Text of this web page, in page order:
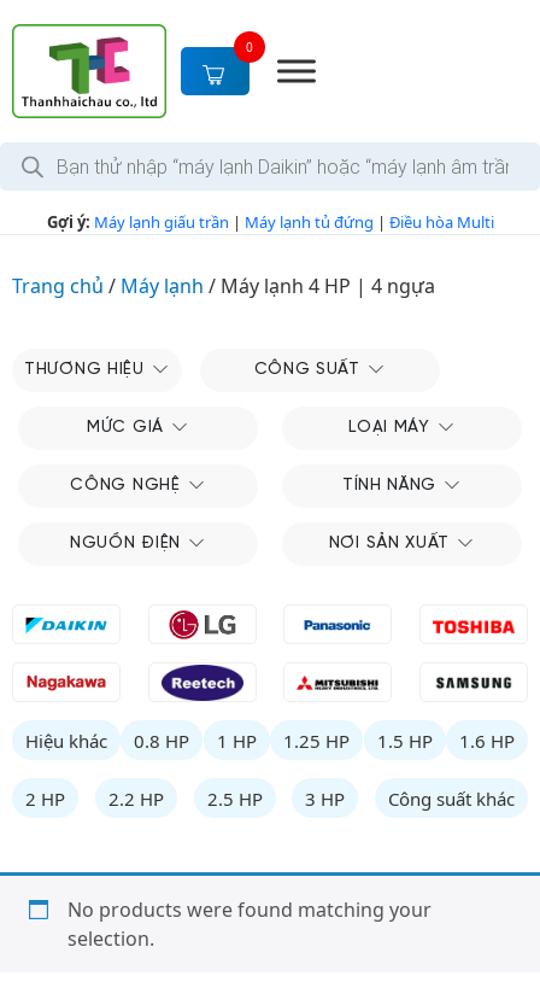
c
0
T
m
i Gợi ý: Máy lạnh giấu trần | Máy lạnh tủ đứng | Điều hòa Multi
Trang chủ / Máy lạnh / Máy lạnh 4 HP | 4 ngựa
THƯƠNG HIỆU CÔNG SUẤT
MỨC GIÁ LOẠI MÁY
CÔNG NGHỆ TÍNH NĂNG
NGUỒN ĐIỆN NƠI SẢN XUẤT
Hiệu khác 0.8 HP 1 HP 1.25 HP 1.5 HP 1.6 HP
2 HP 2.2 HP 2.5 HP 3 HP Công suất khác
No products were found matching your
selection.